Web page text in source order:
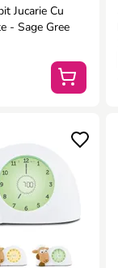
Jucarie Cu
- Sage Gree